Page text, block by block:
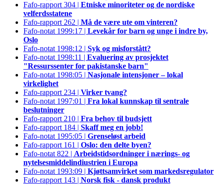
Fafo-rapport 304 | Etniske minoriteter og de nordiske
velferdsstatene
Fafo-rapport 262 | Må de være ute om vinteren?
Fafo-notat 1999:17 | Levekår for barn og unge i indre by,
Oslo
Fafo-notat 1998:12 | Syk og misforstått?
Fafo-notat 1998:11 | Evaluering av prosjektet
"Ressurssenter for pakistanske barn"
Fafo-notat 1998:05 | Nasjonale intensjoner – lokal
virkelighet
Fafo-rapport 234 | Virker tvang?
Fafo-notat 1997:01 | Fra lokal kunnskap til sentrale
beslutninger
Fafo-rapport 210 | Fra behov til budsjett
Fafo-rapport 184 | Skaff meg en jobb!
Fafo-notat 1995:05 | Grenseløst arbeid
Fafo-rapport 161 | Oslo: den delte byen?
Fafo-notat 822 | Arbeidstidsordninger i nærings- og
nytelsesmiddelindiustrien i Europa
Fafo-notat 1993:09 | Kjøttsamvirket som markedsregulator
Fafo-rapport 143 | Norsk fisk - dansk produkt